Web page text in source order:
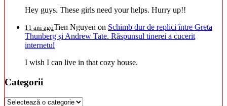
Hey guys. These girls need your helps. Hurry up!!
11 ani agoTien Nguyen on Schimb dur de replici între Greta
Thunberg și Andrew Tate. Răspunsul tinerei a cucerit
internetul
I wish I can live in that cozy house.
Categorii
Categorii